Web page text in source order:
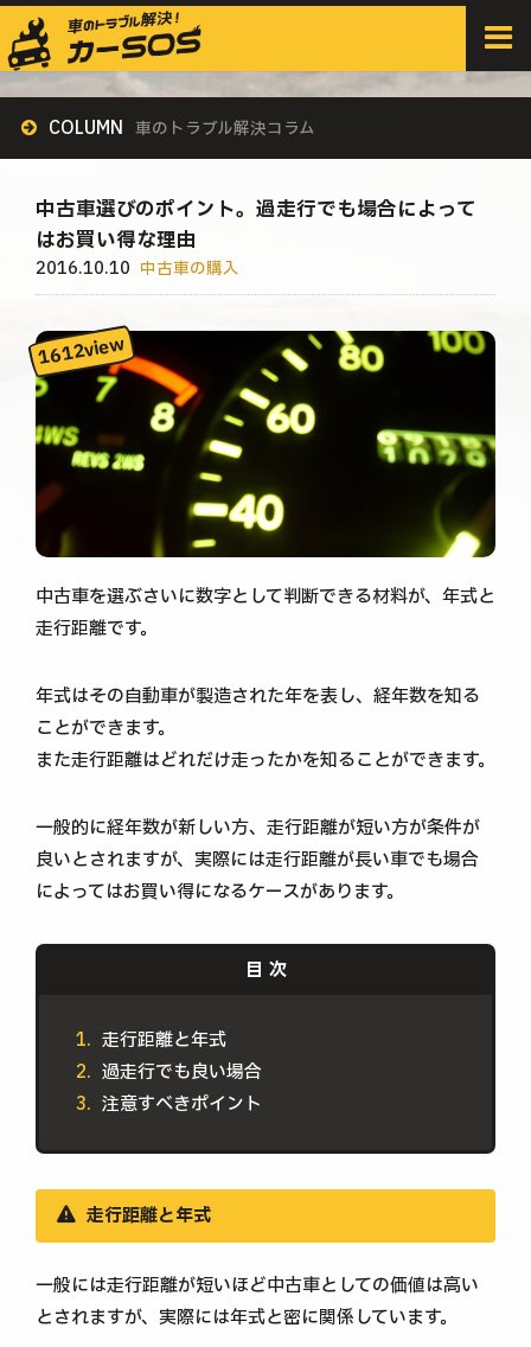
HOME > すべての記事 >
中古車選びのポイント。過走行でも場合によってはお買い得な理由
COLUMN 車のトラブル解決コラム
中古車選びのポイント。過走行でも場合によって
はお買い得な理由
2016.10.10 中古車の購入
中古車を選ぶさいに数字として判断できる材料が、年式と
走行距離です。
年式はその自動車が製造された年を表し、経年数を知る
ことができます。
また走行距離はどれだけ走ったかを知ることができます。
一般的に経年数が新しい方、走行距離が短い方が条件が
良いとされますが、実際には走行距離が長い車でも場合
によってはお買い得になるケースがあります。
走行距離と年式
過走行でも良い場合
注意すべきポイント
走行距離と年式
一般には走行距離が短いほど中古車としての価値は高い
とされますが、実際には年式と密に関係しています。